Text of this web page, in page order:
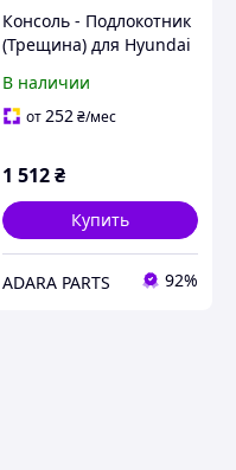
Консоль - Подлокотник
(Трещина) для Hyundai
restyle)
(846602W100URY)
В наличии
от252₴/мес
1 512₴
Купить
ADARA PARTS 92%